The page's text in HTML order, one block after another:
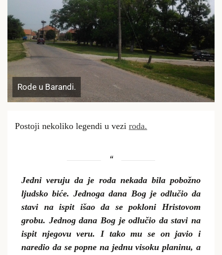
Rode u Barandi.
Postoji nekoliko legendi u vezi roda.
Jedni veruju da je roda nekada bila pobožno
ljudsko biće. Jednoga dana Bog je odlučio da
stavi na ispit išao da se pokloni Hristovom
grobu. Jednog dana Bog je odlučio da stavi na
ispit njegovu veru. I tako mu se on javio i
naredio da se popne na jednu visoku planinu, a